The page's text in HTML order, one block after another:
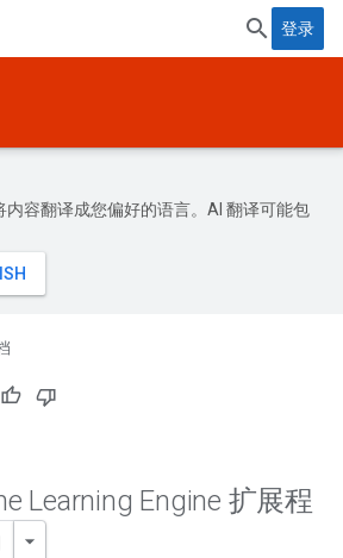
登录
内容翻译成您偏好的语言。AI 翻译可能包
Learning Engine 扩展程